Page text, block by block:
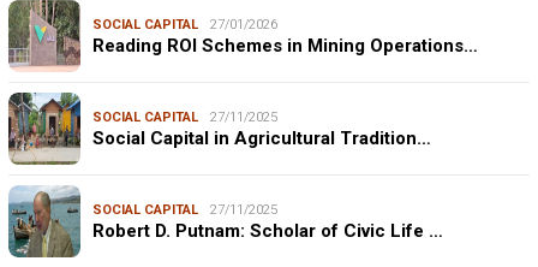
SOCIAL CAPITAL 27/01/2026
Reading ROI Schemes in Mining Operations…
SOCIAL CAPITAL 27/11/2025
Social Capital in Agricultural Tradition…
SOCIAL CAPITAL 27/11/2025
Robert D. Putnam: Scholar of Civic Life …